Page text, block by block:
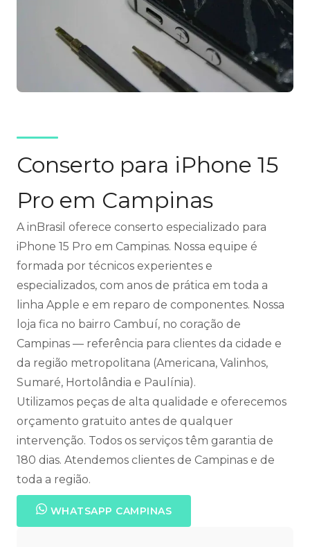
Conserto para iPhone 15
Pro em Campinas
A inBrasil oferece conserto especializado para
iPhone 15 Pro em Campinas. Nossa equipe é
formada por técnicos experientes e
especializados, com anos de prática em toda a
linha Apple e em reparo de componentes. Nossa
loja fica no bairro Cambuí, no coração de
Campinas — referência para clientes da cidade e
da região metropolitana (Americana, Valinhos,
Sumaré, Hortolândia e Paulínia).
Utilizamos peças de alta qualidade e oferecemos
orçamento gratuito antes de qualquer
intervenção. Todos os serviços têm garantia de
180 dias. Atendemos clientes de Campinas e de
toda a região.
WHATSAPP CAMPINAS